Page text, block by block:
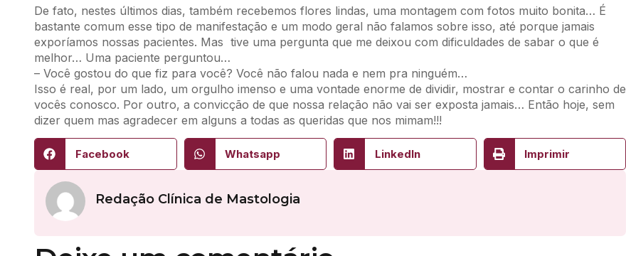
De fato, nestes últimos dias, também recebemos flores lindas, uma montagem com fotos muito bonita… É
bastante comum esse tipo de manifestação e um modo geral não falamos sobre isso, até porque jamais
exporíamos nossas pacientes. Mas tive uma pergunta que me deixou com dificuldades de sabar o que é
melhor… Uma paciente perguntou…
– Você gostou do que fiz para você? Você não falou nada e nem pra ninguém…
Isso é real, por um lado, um orgulho imenso e uma vontade enorme de dividir, mostrar e contar o carinho de
vocês conosco. Por outro, a convicção de que nossa relação não vai ser exposta jamais… Então hoje, sem
dizer quem mas agradecer em alguns a todas as queridas que nos mimam!!!
Facebook Whatsapp LinkedIn Imprimir
Redação Clínica de Mastologia